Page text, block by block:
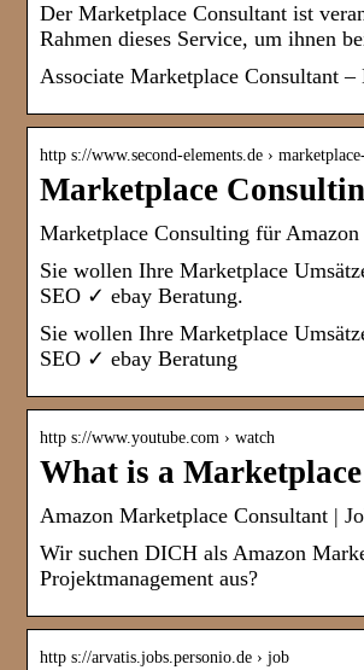
Der Marketplace Consultant ist
Rahmen dieses Service, um ihnen
Associate Marketplace Consultant
http s://www.second-elements.de ›
Marketplace
Marketplace Consulting für
Sie wollen Ihre Marketplace
SEO ✓ ebay Beratung.
Sie wollen Ihre Marketplace
SEO ✓ ebay Beratung
http s://www.youtube.com › watch
What is a
Amazon Marketplace Consultant |
Wir suchen DICH als Amazon
Projektmanagement aus?
http s://arvatis.jobs.personio.de › job